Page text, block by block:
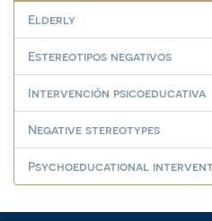
Elderly
Estereotipos negativos
Intervención psicoeducativa
Negative stereotypes
Psychoeducational